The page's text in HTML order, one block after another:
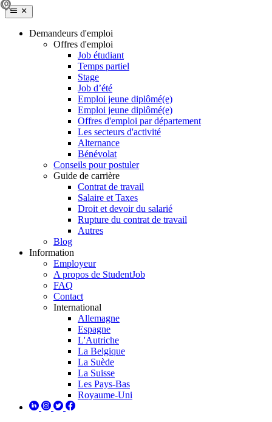
Demandeurs d'emploi
Offres d'emploi
Job étudiant
Temps partiel
Stage
Job d’été
Emploi jeune diplômé(e)
Emploi jeune diplômé(e)
Offres d'emploi par département
Les secteurs d'activité
Alternance
Bénévolat
Conseils pour postuler
Guide de carrière
Contrat de travail
Salaire et Taxes
Droit et devoir du salarié
Rupture du contrat de travail
Autres
Blog
Information
Employeur
A propos de StudentJob
FAQ
Contact
International
Allemagne
Espagne
L'Autriche
La Belgique
La Suède
La Suisse
Les Pays-Bas
Royaume-Uni